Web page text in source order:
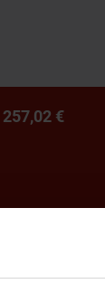
257,02 €